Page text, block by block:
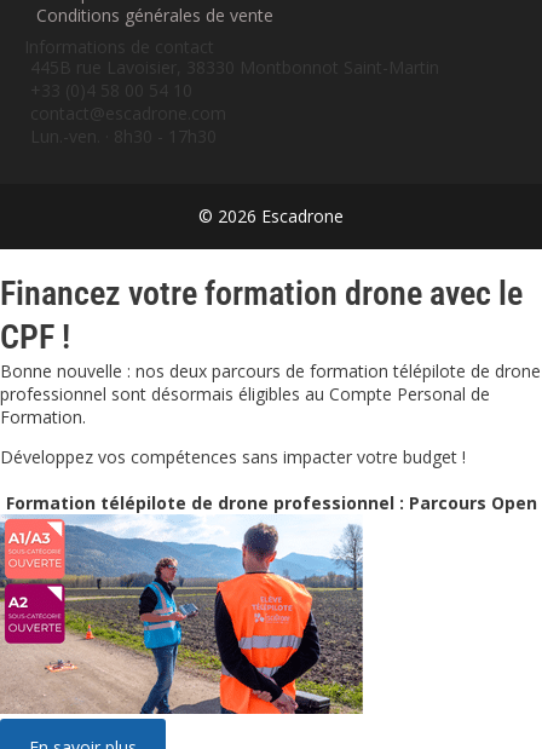
Conditions générales de vente
Informations de contact
445B rue Lavoisier, 38330 Montbonnot Saint-Martin
contact@escadrone.com
Lun.-ven. · 8h30 - 17h30
© 2026 Escadrone
Financez votre formation drone avec le
CPF !
Bonne nouvelle : nos deux parcours de formation télépilote de drone
professionnel sont désormais éligibles au Compte Personal de
Formation.
Développez vos compétences sans impacter votre budget !
Formation télépilote de drone professionnel : Parcours Open